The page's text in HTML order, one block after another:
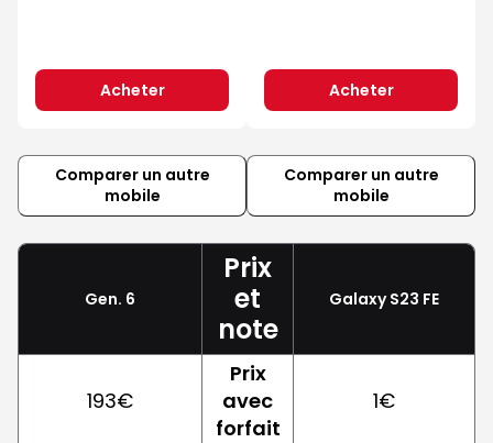
Acheter Acheter
Comparer un autre
mobile
Comparer un autre
mobile
Gen. 6
Prix
et
note
Galaxy S23 FE
193€
Prix
avec
forfait
1€